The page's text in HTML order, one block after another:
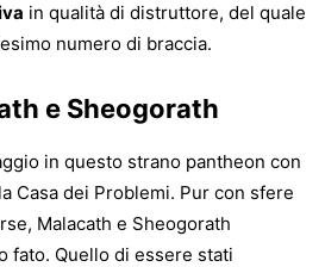
in qualità di distruttore, del quale
numero di braccia.
e Sheogorath
in questo strano pantheon con
Casa dei Problemi. Pur con sfere
Malacath e Sheogorath
fato. Quello di essere stati